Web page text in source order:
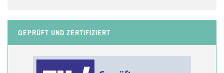
GEPRÜFT UND ZERTIFIZIERT